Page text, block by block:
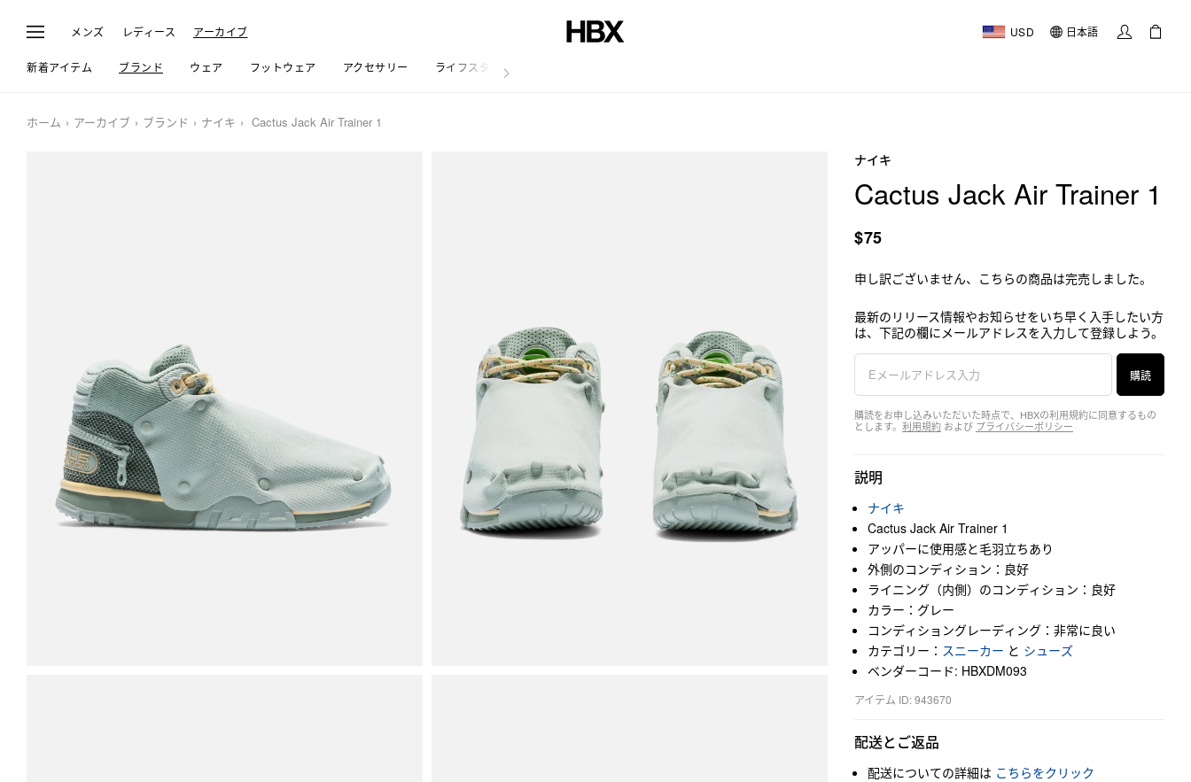
メンズ レディース アーカイブ USD 日本語
新着アイテム ブランド ウェア フットウェア アクセサリー ライフスタイル
ホーム アーカイブ ブランド ナイキ Cactus Jack Air Trainer 1
ナイキ
Cactus Jack Air Trainer 1
$75
申し訳ございません、こちらの商品は完売しました。
最新のリリース情報やお知らせをいち早く入手したい方
は、下記の欄にメールアドレスを入力して登録しよう。
購読
購読をお申し込みいただいた時点で、HBXの利用規約に同意するもの
とします。 利用規約 および プライバシーポリシー
説明
ナイキ
Cactus Jack Air Trainer 1
アッパーに使用感と毛羽立ちあり
外側のコンディション：良好
ライニング（内側）のコンディション：良好
カラー：グレー
コンディショングレーディング：非常に良い
カテゴリー： スニーカー と シューズ
ベンダーコード: HBXDM093
アイテム ID: 943670
配送とご返品
配送についての詳細は こちらをクリック